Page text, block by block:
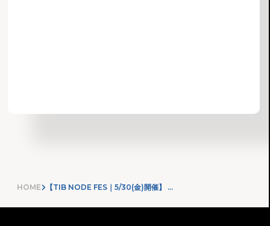
HOME 【TIB NODE FES｜5/30(金)開催】 スタートアップと出会い、つながる1日。